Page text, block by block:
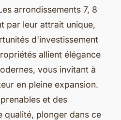
arrondissements 7, 8
par leur attrait unique,
d'investissement
allient élégance
vous invitant à
en pleine expansion.
et des
qualité, plonger dans ce